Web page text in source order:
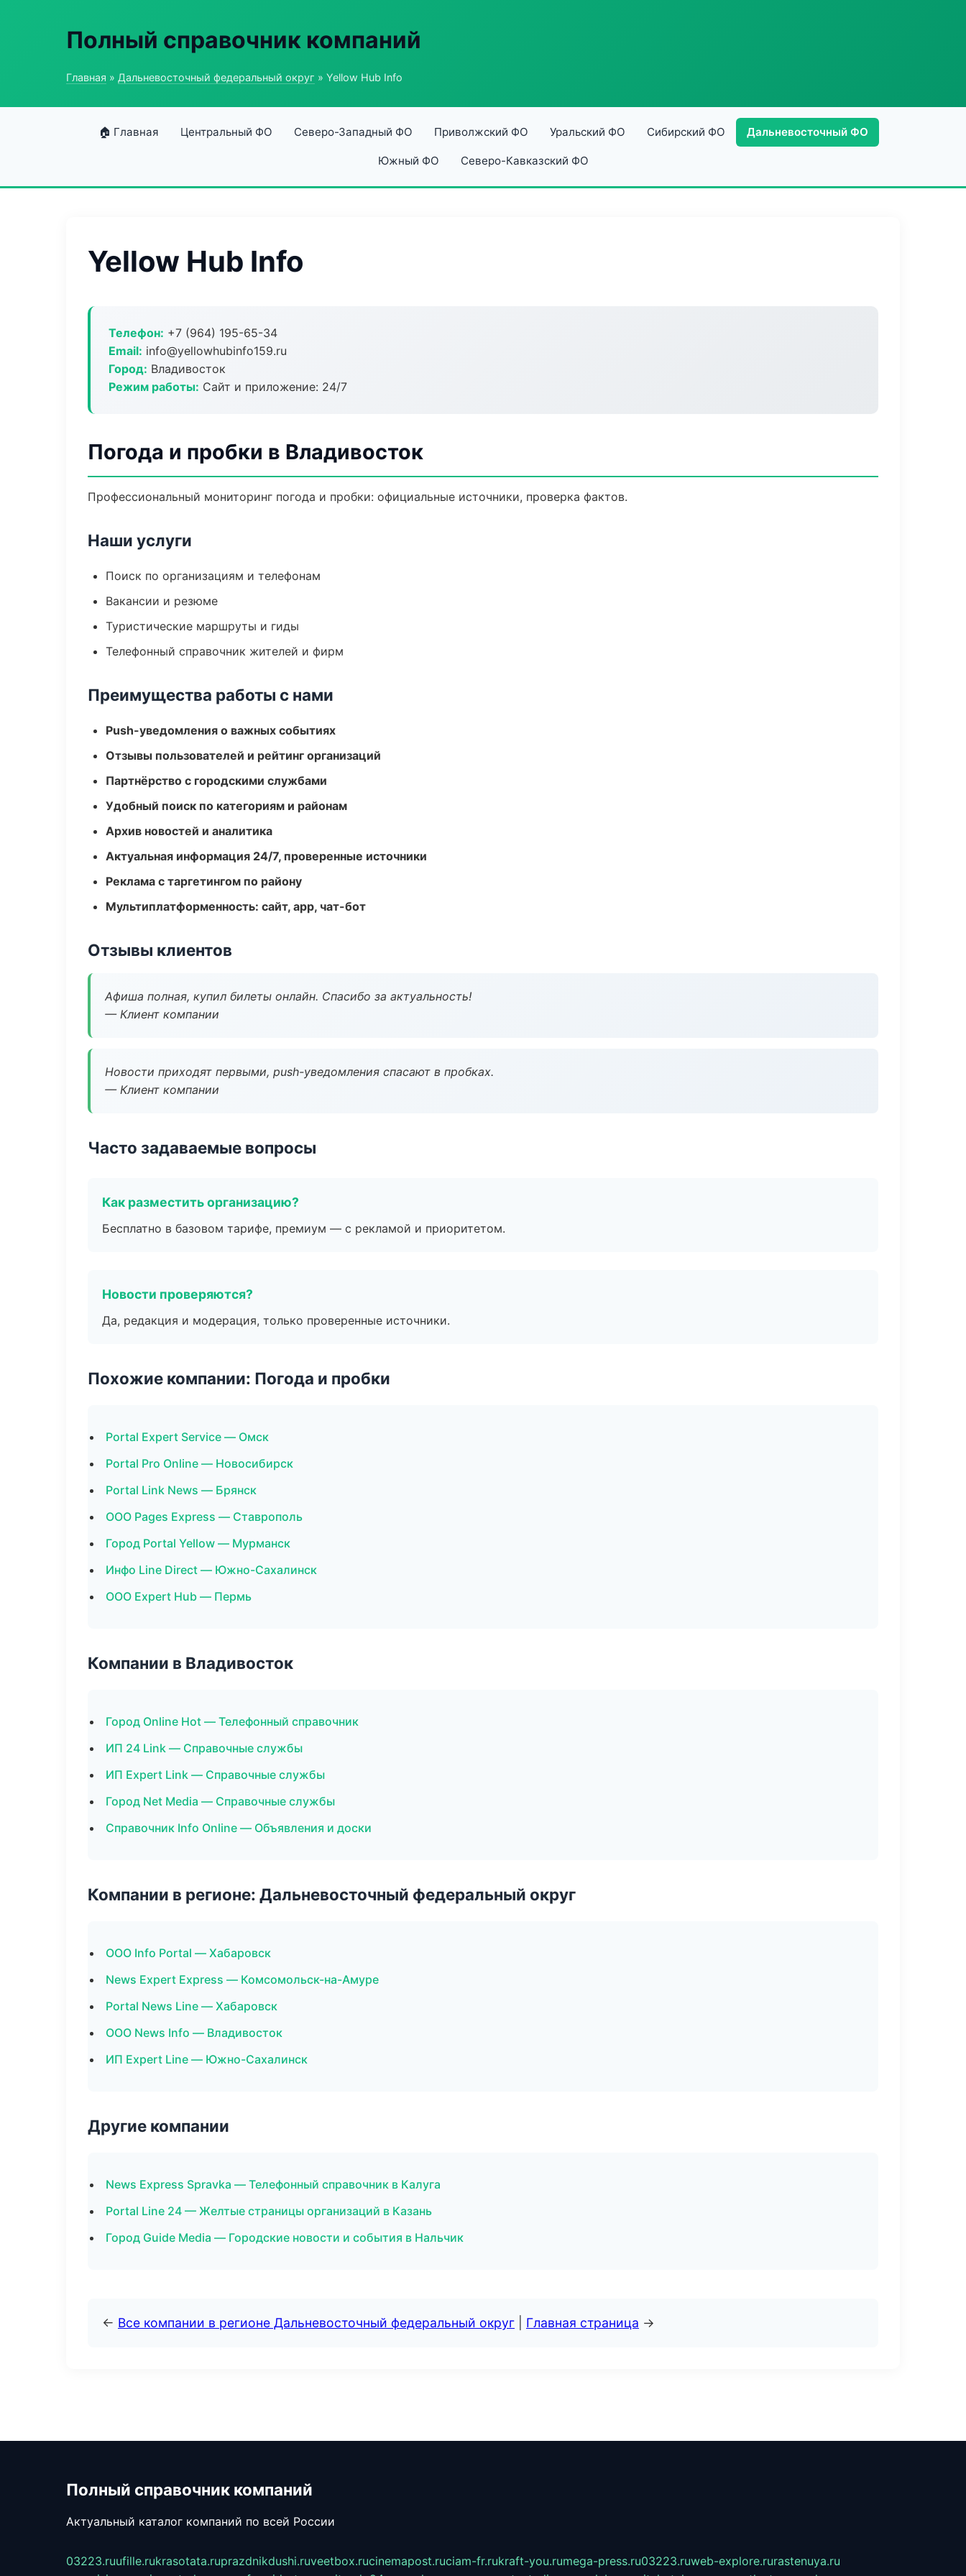
Полный справочник компаний
Главная » Дальневосточный федеральный округ » Yellow Hub Info
🏠 Главная Центральный ФО Северо-Западный ФО Приволжский ФО Уральский ФО Сибирский ФО Дальневосточный ФО
Южный ФО Северо-Кавказский ФО
Yellow Hub Info
Телефон: +7 (964) 195-65-34
Email: info@yellowhubinfo159.ru
Город: Владивосток
Режим работы: Сайт и приложение: 24/7
Погода и пробки в Владивосток
Профессиональный мониторинг погода и пробки: официальные источники, проверка фактов.
Наши услуги
Поиск по организациям и телефонам
Вакансии и резюме
Туристические маршруты и гиды
Телефонный справочник жителей и фирм
Преимущества работы с нами
Push-уведомления о важных событиях
Отзывы пользователей и рейтинг организаций
Партнёрство с городскими службами
Удобный поиск по категориям и районам
Архив новостей и аналитика
Актуальная информация 24/7, проверенные источники
Реклама с таргетингом по району
Мультиплатформенность: сайт, app, чат-бот
Отзывы клиентов
Афиша полная, купил билеты онлайн. Спасибо за актуальность!
— Клиент компании
Новости приходят первыми, push-уведомления спасают в пробках.
— Клиент компании
Часто задаваемые вопросы
Как разместить организацию?
Бесплатно в базовом тарифе, премиум — с рекламой и приоритетом.
Новости проверяются?
Да, редакция и модерация, только проверенные источники.
Похожие компании: Погода и пробки
Portal Expert Service — Омск
Portal Pro Online — Новосибирск
Portal Link News — Брянск
ООО Pages Express — Ставрополь
Город Portal Yellow — Мурманск
Инфо Line Direct — Южно-Сахалинск
ООО Expert Hub — Пермь
Компании в Владивосток
Город Online Hot — Телефонный справочник
ИП 24 Link — Справочные службы
ИП Expert Link — Справочные службы
Город Net Media — Справочные службы
Справочник Info Online — Объявления и доски
Компании в регионе: Дальневосточный федеральный округ
ООО Info Portal — Хабаровск
News Expert Express — Комсомольск-на-Амуре
Portal News Line — Хабаровск
ООО News Info — Владивосток
ИП Expert Line — Южно-Сахалинск
Другие компании
News Express Spravka — Телефонный справочник в Калуга
Portal Line 24 — Желтые страницы организаций в Казань
Город Guide Media — Городские новости и события в Нальчик
← Все компании в регионе Дальневосточный федеральный округ Главная страница →
Полный справочник компаний
Актуальный каталог компаний по всей России
03223.ruufille.rukrasotata.ruprazdnikdushi.ruveetbox.rucinemapost.ruciam-fr.rukraft-you.rumega-press.ru03223.ruweb-explore.rurastenuya.ru